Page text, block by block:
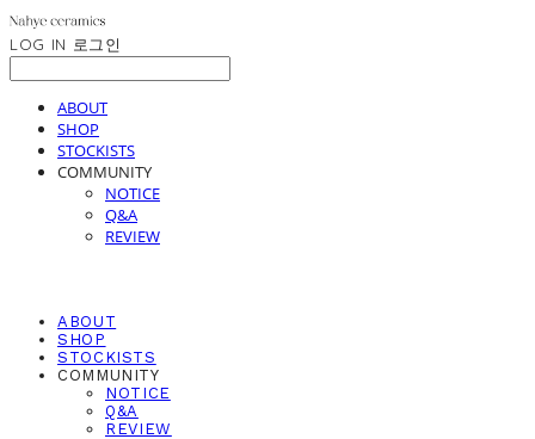
LOG IN 로그인
ABOUT
SHOP
STOCKISTS
COMMUNITY
NOTICE
Q&A
REVIEW
ABOUT
SHOP
STOCKISTS
COMMUNITY
NOTICE
Q&A
REVIEW